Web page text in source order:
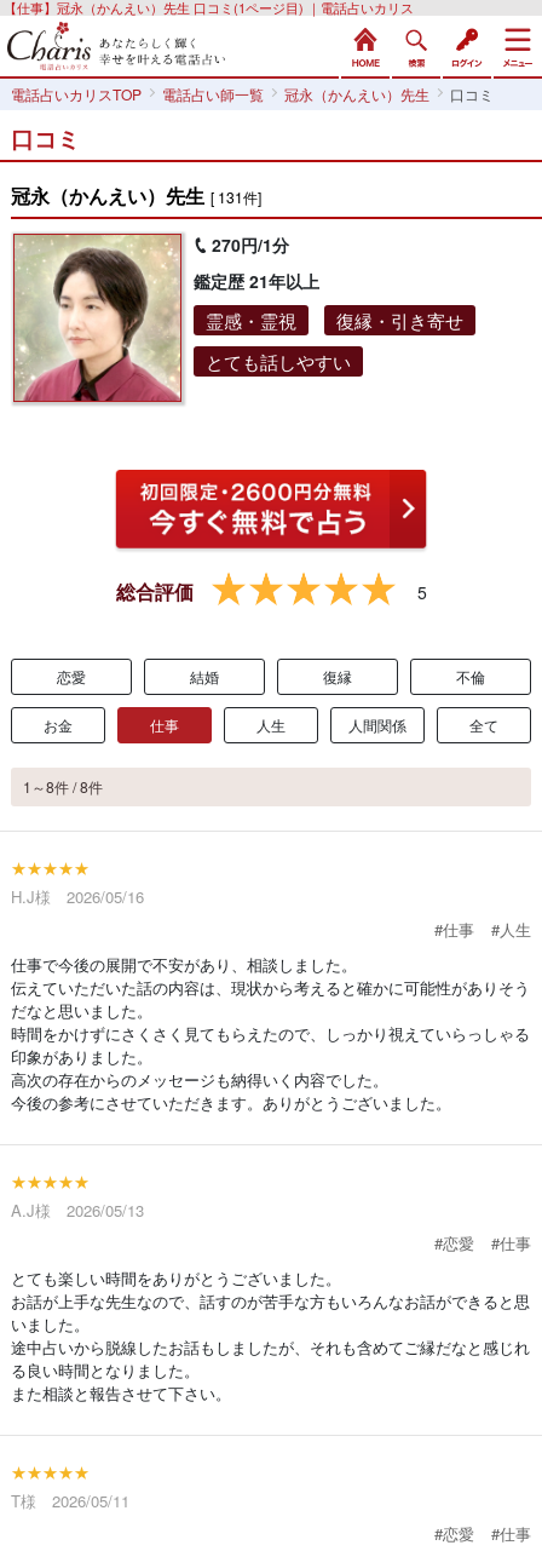
【仕事】冠永（かんえい）先生 口コミ(1ページ目) ｜電話占いカリス
電話占いカリスTOP 電話占い師一覧 冠永（かんえい）先生 口コミ
口コミ
冠永（かんえい）先生 [ 131件]
270円/1分
鑑定歴 21年以上
霊感・霊視
復縁・引き寄せ
とても話しやすい
総合評価 5
恋愛 結婚 復縁 不倫
お金 仕事 人生 人間関係 全て
1～8件 / 8件
★★★★★
H.J様 2026/05/16
#仕事
#人生
仕事で今後の展開で不安があり、相談しました。
伝えていただいた話の内容は、現状から考えると確かに可能性がありそう
だなと思いました。
時間をかけずにさくさく見てもらえたので、しっかり視えていらっしゃる
印象がありました。
高次の存在からのメッセージも納得いく内容でした。
今後の参考にさせていただきます。ありがとうございました。
★★★★★
A.J様 2026/05/13
#恋愛
#仕事
とても楽しい時間をありがとうございました。
お話が上手な先生なので、話すのが苦手な方もいろんなお話ができると思
いました。
途中占いから脱線したお話もしましたが、それも含めてご縁だなと感じれ
る良い時間となりました。
また相談と報告させて下さい。
★★★★★
T様 2026/05/11
#恋愛
#仕事